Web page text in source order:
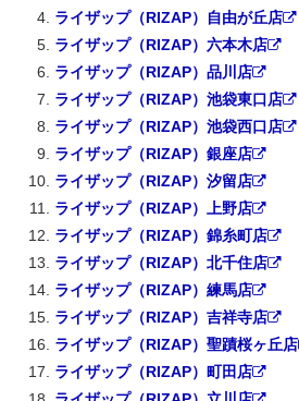
ライザップ（RIZAP）自由が丘店
ライザップ（RIZAP）六本木店
ライザップ（RIZAP）品川店
ライザップ（RIZAP）池袋東口店
ライザップ（RIZAP）池袋西口店
ライザップ（RIZAP）銀座店
ライザップ（RIZAP）汐留店
ライザップ（RIZAP）上野店
ライザップ（RIZAP）錦糸町店
ライザップ（RIZAP）北千住店
ライザップ（RIZAP）練馬店
ライザップ（RIZAP）吉祥寺店
ライザップ（RIZAP）聖蹟桜ヶ丘店
ライザップ（RIZAP）町田店